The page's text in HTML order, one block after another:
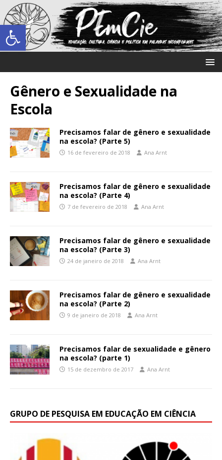
Abrir a barra de ferramentas
Gênero e Sexualidade na
Escola
Precisamos falar de gênero e sexualidade
na escola? (Parte 5)
16 de fevereiro de 2018 Ana Arnt
Precisamos falar de gênero e sexualidade
na escola? (Parte 4)
7 de fevereiro de 2018 Ana Arnt
Precisamos falar de gênero e sexualidade
na escola? (Parte 3)
24 de janeiro de 2018 Ana Arnt
Precisamos falar de gênero e sexualidade
na escola? (Parte 2)
9 de janeiro de 2018 Ana Arnt
Precisamos falar de sexualidade e gênero
na escola? (parte 1)
15 de dezembro de 2017 Ana Arnt
GRUPO DE PESQUISA EM EDUCAÇÃO EM CIÊNCIA